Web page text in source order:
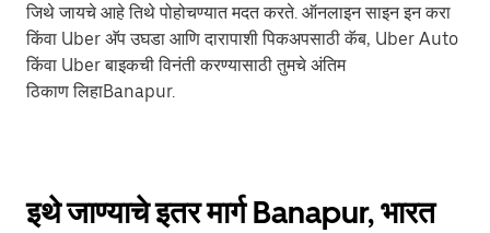
जिथे जायचे आहे तिथे पोहोचण्यात मदत करते. ऑनलाइन साइन इन करा
किंवा Uber अ‍ॅप उघडा आणि दारापाशी पिकअपसाठी कॅब, Uber Auto
किंवा Uber बाइकची विनंती करण्यासाठी तुमचे अंतिम
ठिकाण लिहाBanapur.
इथे जाण्याचे इतर मार्ग Banapur, भारत